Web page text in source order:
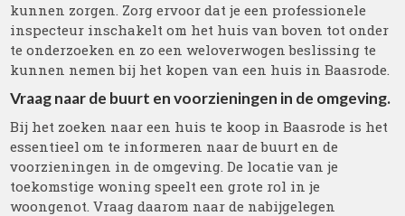
kunnen zorgen. Zorg ervoor dat je een professionele
inspecteur inschakelt om het huis van boven tot onder
te onderzoeken en zo een weloverwogen beslissing te
kunnen nemen bij het kopen van een huis in Baasrode.
Vraag naar de buurt en voorzieningen in de omgeving.
Bij het zoeken naar een huis te koop in Baasrode is het
essentieel om te informeren naar de buurt en de
voorzieningen in de omgeving. De locatie van je
toekomstige woning speelt een grote rol in je
woongenot. Vraag daarom naar de nabijgelegen